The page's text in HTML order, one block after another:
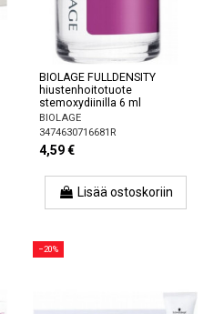
BIOLAGE FULLDENSITY
hiustenhoitotuote
stemoxydiinilla 6 ml
BIOLAGE
3474630716681R
4,59 €
Lisää ostoskoriin
−20%